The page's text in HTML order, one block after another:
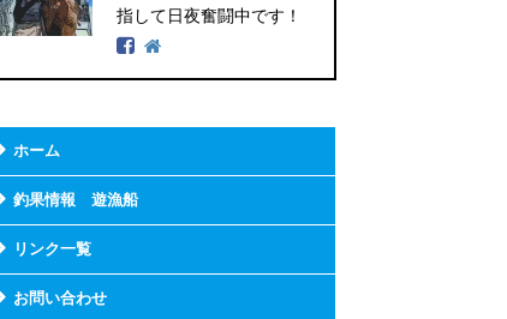
指して日夜奮闘中です！
ホーム
釣果情報 遊漁船
リンク一覧
お問い合わせ